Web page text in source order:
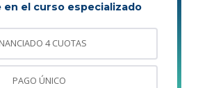
en el curso especializado
4 CUOTAS
PAGO ÚNICO